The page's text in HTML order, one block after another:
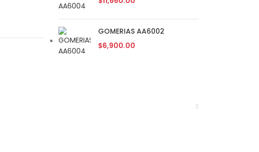
GOMERIAS AA6002
$6,900.00